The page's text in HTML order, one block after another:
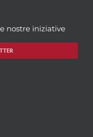
nostre iniziative